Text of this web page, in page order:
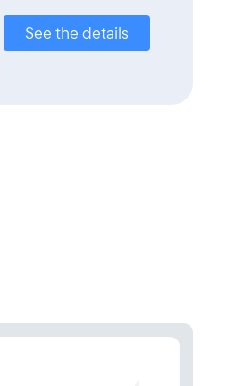
See the details